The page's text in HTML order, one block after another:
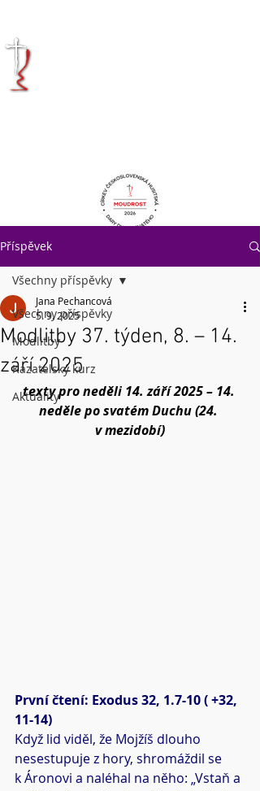
Příspěvek
Všechny příspěvky
Modlitby
Kazatelský kurz
Aktuality
Všechny příspěvky
Modlitby 37. týden, 8. – 14.
září 2025
Jana Pechancová
5. 9. 2025
texty pro neděli 14. září 2025 – 14.
neděle po svatém Duchu (24.
v mezidobí)
První čtení: Exodus 32, 1.7-10 ( +32,
11-14)
Když lid viděl, že Mojžíš dlouho
nesestupuje z hory, shromáždil se
k Áronovi a naléhal na něho: „Vstaň a